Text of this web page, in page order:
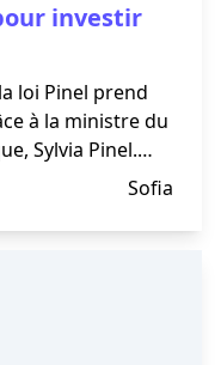
investir
loi Pinel prend
à la ministre du
Sylvia Pinel.
loi incitative àSofia